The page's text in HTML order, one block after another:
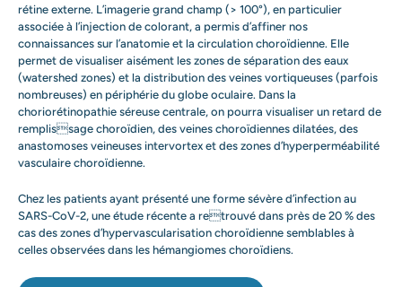
rétine externe. L’imagerie grand champ (> 100°), en particulier
associée à l’injection de colorant, a permis d’affiner nos
connaissances sur l’anatomie et la circulation choroïdienne. Elle
permet de visualiser aisément les zones de séparation des eaux
(watershed zones) et la distribution des veines vortiqueuses (parfois
nombreuses) en périphérie du globe oculaire. Dans la
choriorétinopathie séreuse centrale, on pourra visualiser un retard de
remplissage choroïdien, des veines choroïdiennes dilatées, des
anastomoses veineuses intervortex et des zones d’hyperperméabilité
vasculaire choroïdienne.
Chez les patients ayant présenté une forme sévère d’infection au
SARS-CoV-2, une étude récente a retrouvé dans près de 20 % des
cas des zones d’hypervascularisation choroïdienne semblables à
celles observées dans les hémangiomes choroïdiens.